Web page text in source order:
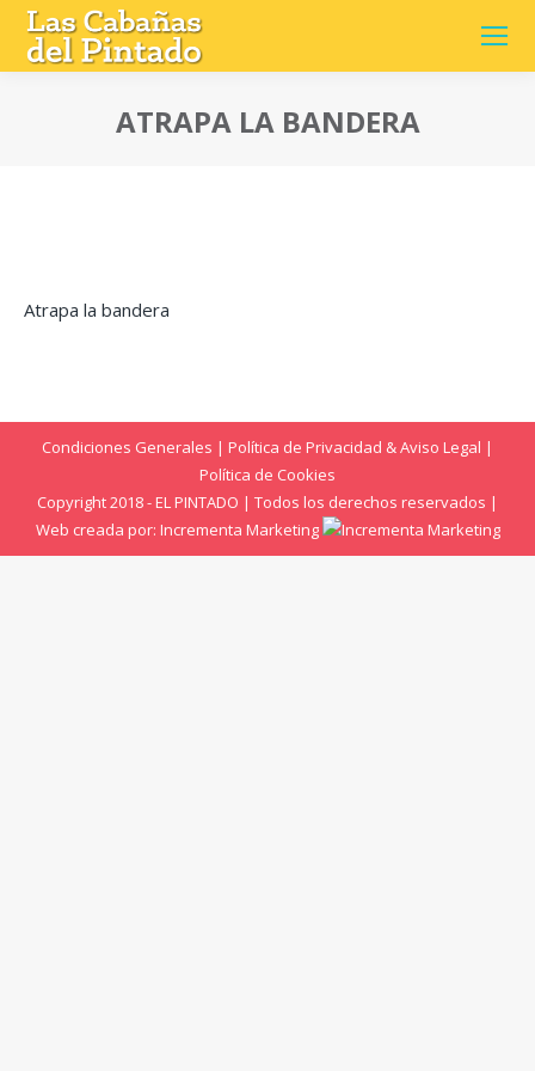
ATRAPA LA BANDERA
Atrapa la bandera
Condiciones Generales | Política de Privacidad & Aviso Legal |
Política de Cookies
Copyright 2018 - EL PINTADO | Todos los derechos reservados |
Web creada por: Incrementa Marketing